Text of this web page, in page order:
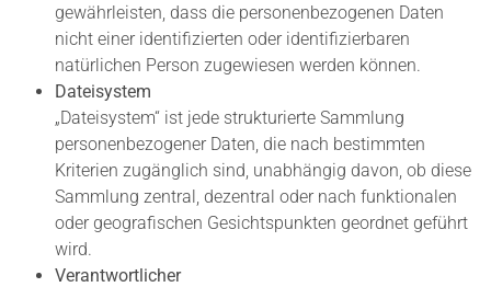
gewährleisten, dass die personenbezogenen Daten
nicht einer identifizierten oder identifizierbaren
natürlichen Person zugewiesen werden können.
Dateisystem
„Dateisystem“ ist jede strukturierte Sammlung
personenbezogener Daten, die nach bestimmten
Kriterien zugänglich sind, unabhängig davon, ob diese
Sammlung zentral, dezentral oder nach funktionalen
oder geografischen Gesichtspunkten geordnet geführt
wird.
Verantwortlicher